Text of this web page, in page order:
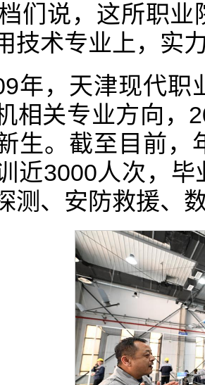
们说，这所职
技术专业上，实
年，天津现代职
相关专业方向‌，
生。截至目前
近3000人次，
测、安防救援、